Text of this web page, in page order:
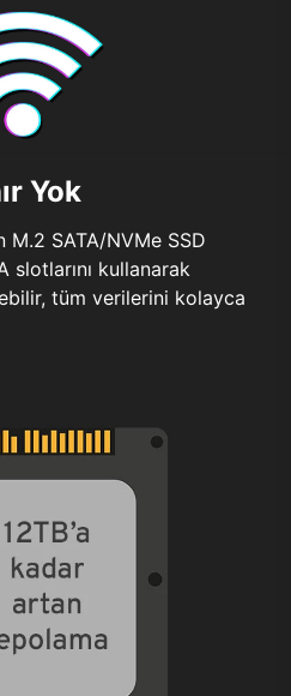
Yok
SATA/NVMe SSD
slotlarını kullanarak
tüm verilerini kolayca